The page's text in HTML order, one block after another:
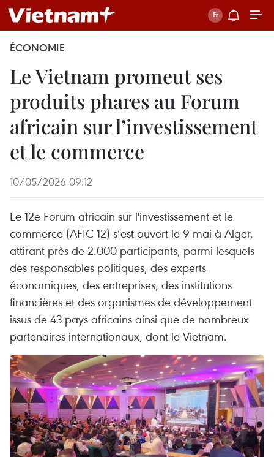
ÉCONOMIE
Le Vietnam promeut ses
produits phares au Forum
africain sur l’investissement
et le commerce
10/05/2026 09:12
Le 12e Forum africain sur l'investissement et le
commerce (AFIC 12) s’est ouvert le 9 mai à Alger,
attirant près de 2.000 participants, parmi lesquels
des responsables politiques, des experts
économiques, des entreprises, des institutions
financières et des organismes de développement
issus de 43 pays africains ainsi que de nombreux
partenaires internationaux, dont le Vietnam.